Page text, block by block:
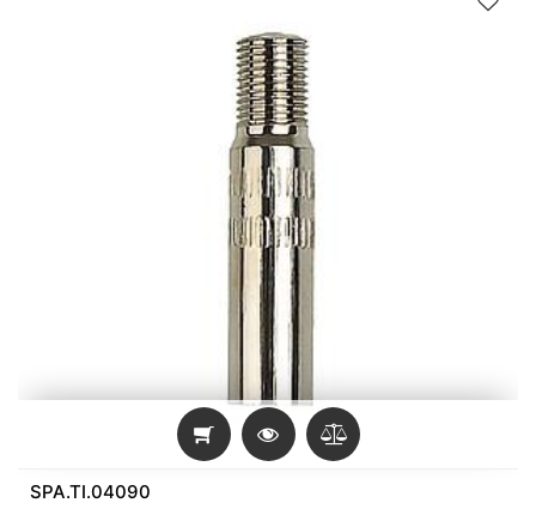
SPA.TI.04090